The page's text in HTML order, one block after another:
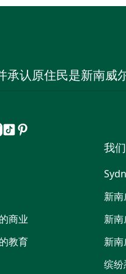
认原住民是新南威
抖 Pinterest
商业
教育
我
新
新
新
缤